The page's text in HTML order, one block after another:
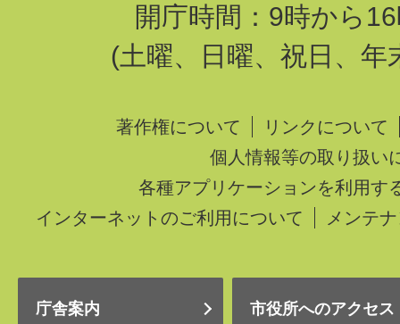
開庁時間：9時から
(土曜、日曜、祝日、年
著作権について
リンクについて
個人情報等の取り扱い
各種アプリケーションを利用す
インターネットのご利用について
メンテ
庁舎案内 市役所へのアクセス